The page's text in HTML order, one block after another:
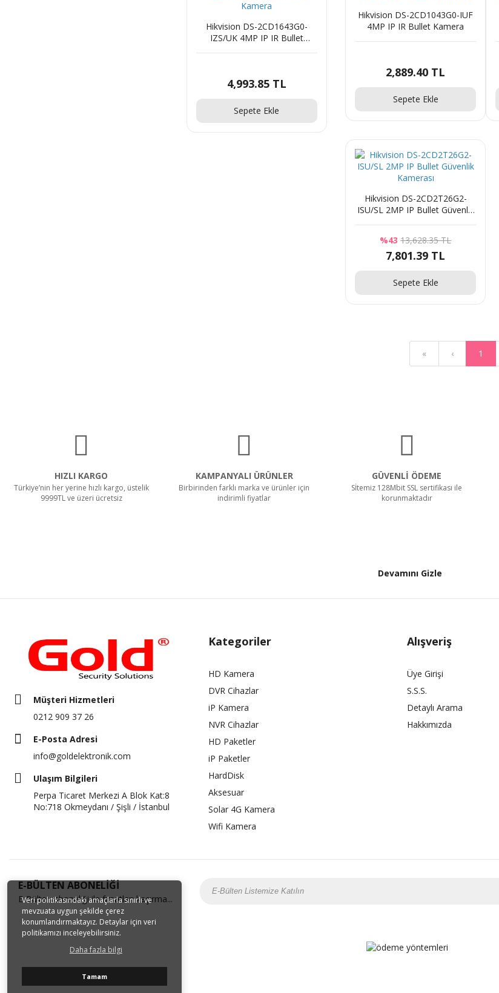
Veri politikasındaki amaçlarla sınırlı ve
mevzuata uygun şekilde çerez
konumlandırmaktayız. Detaylar için veri
politikamızı inceleyebilirsiniz.
Daha fazla bilgi
Tamam
Hikvision DS-2CD1643G0-
IZS/UK 4MP IP IR Bullet
4,993.85 TL
Sepete Ekle
Hikvision DS-2CD1043G0-IUF
4MP IP IR Bullet Kamera
2,889.40 TL
Sepete Ekle
Hikvision DS-2CD2T26G2-
ISU/SL 2MP IP Bullet Güvenlik
%43 13,628.35 TL
7,801.39 TL
Sepete Ekle
« ‹ 1
HIZLI KARGO
Türkiye’nin her yerine hızlı kargo, üstelik
9999TL ve üzeri ücretsiz
KAMPANYALI ÜRÜNLER
Birbirinden farklı marka ve ürünler için
indirimli fiyatlar
GÜVENLİ ÖDEME
Sİtemiz 128Mbit SSL sertifikası ile
korunmaktadır
Devamını Gizle
Müşteri Hizmetleri
0212 909 37 26
E-Posta Adresi
info@goldelektronik.com
Ulaşım Bilgileri
Perpa Ticaret Merkezi A Blok Kat:8
No:718 Okmeydanı / Şişli / İstanbul
Kategoriler
HD Kamera
DVR Cihazlar
iP Kamera
NVR Cihazlar
HD Paketler
iP Paketler
HardDisk
Aksesuar
Solar 4G Kamera
Wifi Kamera
Alışveriş
Üye Girişi
S.S.S.
Detaylı Arama
Hakkımızda
E-BÜLTEN ABONELİĞİ
E-Bülten aboneliği ile fırsatları kaçırma...